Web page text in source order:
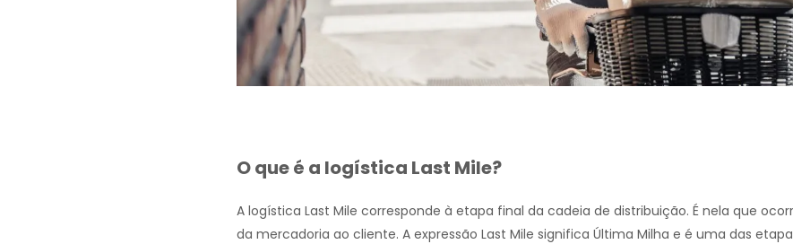
O que é a logística Last Mile?
A logística Last Mile corresponde à etapa final da cadeia de distribuição. É nela que
da mercadoria ao cliente. A expressão Last Mile significa Última Milha e é uma das